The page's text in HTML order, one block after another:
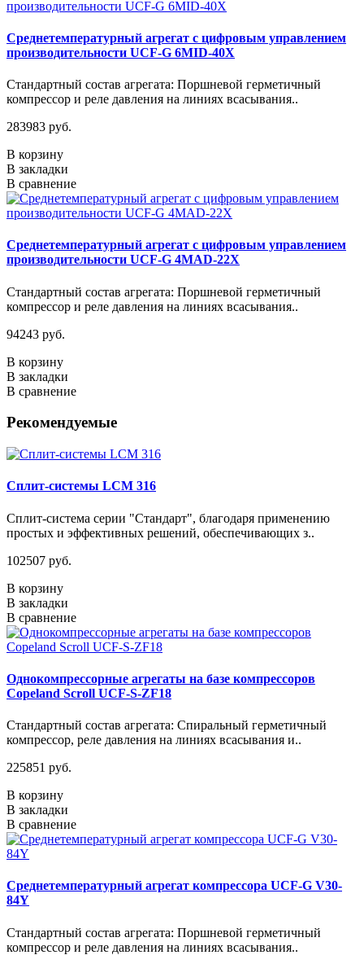
Среднетемпературный агрегат с цифровым управлением
производительности UCF-G 6MID-40X
Стандартный состав агрегата: Поршневой герметичный
компрессор и реле давления на линиях всасывания..
283983 руб.
В корзину
В закладки
В сравнение
Среднетемпературный агрегат с цифровым управлением
производительности UCF-G 4МАD-22Х
Стандартный состав агрегата: Поршневой герметичный
компрессор и реле давления на линиях всасывания..
94243 руб.
В корзину
В закладки
В сравнение
Рекомендуемые
Сплит-системы LCM 316
Сплит-система серии "Стандарт", благодаря применению
простых и эффективных решений, обеспечивающих з..
102507 руб.
В корзину
В закладки
В сравнение
Однокомпрессорные агрегаты на базе компрессоров
Copeland Scroll UCF-S-ZF18
Стандартный состав агрегата: Спиральный герметичный
компрессор, реле давления на линиях всасывания и..
225851 руб.
В корзину
В закладки
В сравнение
Среднетемпературный агрегат компрессора UCF-G V30-
84Y
Стандартный состав агрегата: Поршневой герметичный
компрессор и реле давления на линиях всасывания..